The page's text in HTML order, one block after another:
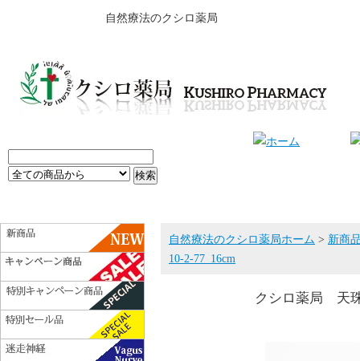
自然療法のクシロ薬局
自然療法のクシロ薬局ホーム > 新商
10-2-77_16cm
クシロ薬局 天